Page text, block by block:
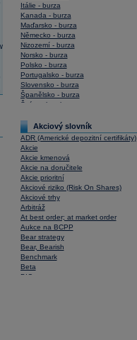
Itálie - burza
Kanada - burza
Maďarsko - burza
Německo - burza
Nizozemí - burza
Norsko - burza
Polsko - burza
Portugalsko - burza
Slovensko - burza
Španělsko - burza
Švýcarsko - burza
Akciový slovník
ADR (Americké depozitní certifikáty)
Akcie
Akcie kmenová
Akcie na doručitele
Akcie prioritní
Akciové riziko (Risk On Shares)
Akciové trhy
Arbitráž
At best order; at market order
Aukce na BCPP
Bear strategy
Bear, Bearish
Benchmark
Beta
BIC